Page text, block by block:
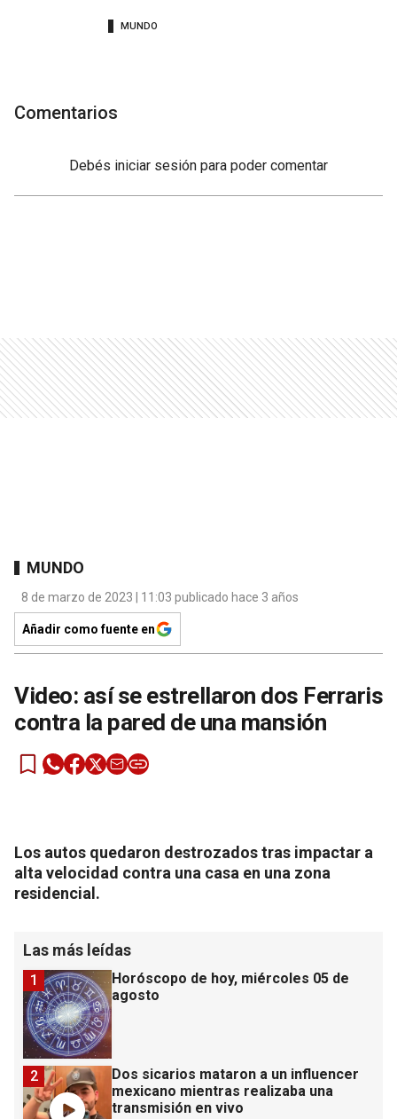
MUNDO
Comentarios
Debés iniciar sesión para poder comentar
MUNDO
8 de marzo de 2023 | 11:03 publicado hace 3 años
Añadir como fuente en
Video: así se estrellaron dos Ferraris
contra la pared de una mansión
Los autos quedaron destrozados tras impactar a
alta velocidad contra una casa en una zona
residencial.
Las más leídas
Horóscopo de hoy, miércoles 05 de
agosto
1
Dos sicarios mataron a un influencer
mexicano mientras realizaba una
transmisión en vivo
2